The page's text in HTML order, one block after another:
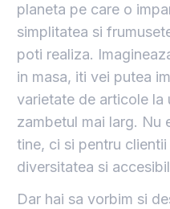
planeta pe care o
simplitatea si
poti realiza.
in masa, iti vei putea
varietate de articole
zambetul mai larg. Nu
tine, ci si pentru
diversitatea si
Dar hai sa vorbim si